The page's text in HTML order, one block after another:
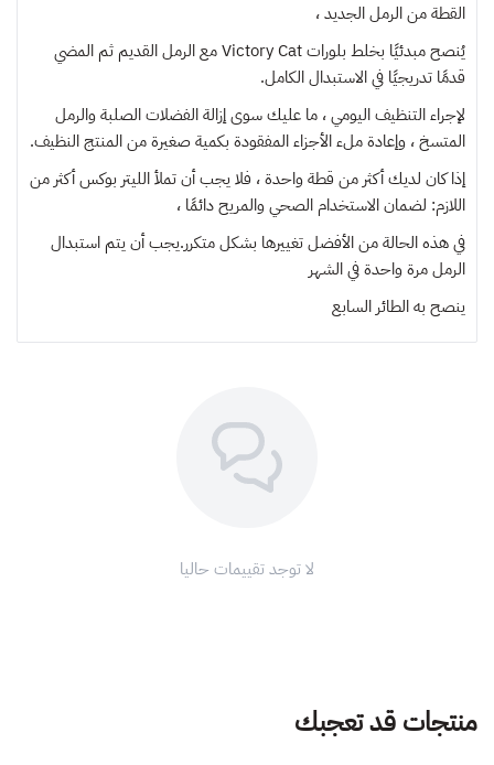
القطة من الرمل الجديد ،
يُنصح مبدئيًا بخلط بلورات Victory Cat مع الرمل القديم ثم المضي
قدمًا تدريجيًا في الاستبدال الكامل.
لإجراء التنظيف اليومي ، ما عليك سوى إزالة الفضلات الصلبة والرمل
المتسخ ، وإعادة ملء الأجزاء المفقودة بكمية صغيرة من المنتج النظيف.
إذا كان لديك أكثر من قطة واحدة ، فلا يجب أن تملأ الليتر بوكس أكثر من
اللازم: لضمان الاستخدام الصحي والمريح دائمًا ،
في هذه الحالة من الأفضل تغييرها بشكل متكرر.يجب أن يتم استبدال
الرمل مرة واحدة في الشهر
ينصح بهالطائر السابع
لا توجد تقييمات حاليا
منتجات قد تعجبك